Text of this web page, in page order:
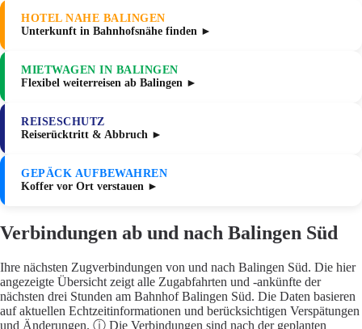
HOTEL NAHE BALINGEN
Unterkunft in Bahnhofsnähe finden ►
MIETWAGEN IN BALINGEN
Flexibel weiterreisen ab Balingen ►
REISESCHUTZ
Reiserücktritt & Abbruch ►
GEPÄCK AUFBEWAHREN
Koffer vor Ort verstauen ►
Verbindungen ab und nach Balingen Süd
Ihre nächsten Zugverbindungen von und nach Balingen Süd. Die hier
angezeigte Übersicht zeigt alle Zugabfahrten und -ankünfte der
nächsten drei Stunden am Bahnhof Balingen Süd. Die Daten basieren
auf aktuellen Echtzeitinformationen und berücksichtigen Verspätungen
und Änderungen. ⓘ Die Verbindungen sind nach der geplanten